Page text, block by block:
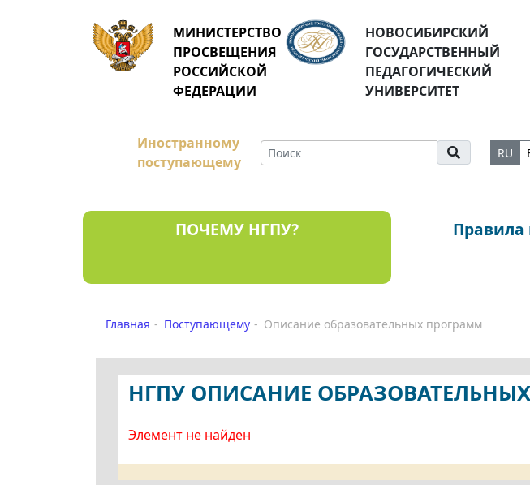
МИНИСТЕРСТВО
ПРОСВЕЩЕНИЯ
РОССИЙСКОЙ
ФЕДЕРАЦИИ
НОВОСИБИРСКИЙ
ГОСУДАРСТВЕННЫЙ
ПЕДАГОГИЧЕСКИЙ
УНИВЕРСИТЕТ
Иностранному
поступающему
RU
ПОЧЕМУ НГПУ?
Главная Поступающему Описание образовательных программ
НГПУ ОПИСАНИЕ
Элемент не найден